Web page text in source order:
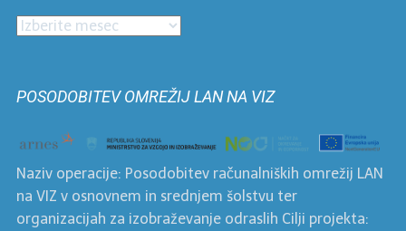
Prispevki
POSODOBITEV OMREŽIJ LAN NA VIZ
Naziv operacije: Posodobitev računalniških omrežij LAN
na VIZ v osnovnem in srednjem šolstvu ter
organizacijah za izobraževanje odraslih Cilji projekta: